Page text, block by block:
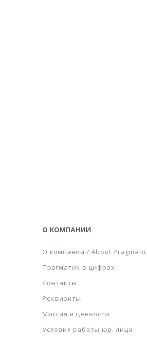
О КОМПАНИИ
О компании / About Pragmatic
Прагматик в цифрах
Контакты
Реквизиты
Миссия и ценности
Условия работы юр. лица